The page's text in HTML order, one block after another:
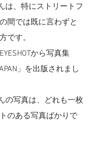
は、特にストリートフ
間では既に言わずと
です。
から写真集
」を出版されまし
の写真は、どれも一枚
のある写真ばかりで